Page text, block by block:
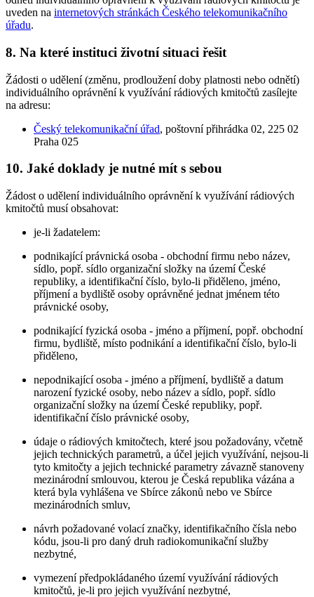
uveden na internetových stránkách Českého telekomunikačního
úřadu.
8. Na které instituci životní situaci řešit
Žádosti o udělení (změnu, prodloužení doby platnosti nebo odnětí)
individuálního oprávnění k využívání rádiových kmitočtů zasílejte
na adresu:
Český telekomunikační úřad, poštovní přihrádka 02, 225 02
Praha 025
10. Jaké doklady je nutné mít s sebou
Žádost o udělení individuálního oprávnění k využívání rádiových
kmitočtů musí obsahovat:
je-li žadatelem:
podnikající právnická osoba - obchodní firmu nebo název,
sídlo, popř. sídlo organizační složky na území České
republiky, a identifikační číslo, bylo-li přiděleno, jméno,
příjmení a bydliště osoby oprávněné jednat jménem této
právnické osoby,
podnikající fyzická osoba - jméno a příjmení, popř. obchodní
firmu, bydliště, místo podnikání a identifikační číslo, bylo-li
přiděleno,
nepodnikající osoba - jméno a příjmení, bydliště a datum
narození fyzické osoby, nebo název a sídlo, popř. sídlo
organizační složky na území České republiky, popř.
identifikační číslo právnické osoby,
údaje o rádiových kmitočtech, které jsou požadovány, včetně
jejich technických parametrů, a účel jejich využívání, nejsou-li
tyto kmitočty a jejich technické parametry závazně stanoveny
mezinárodní smlouvou, kterou je Česká republika vázána a
která byla vyhlášena ve Sbírce zákonů nebo ve Sbírce
mezinárodních smluv,
návrh požadované volací značky, identifikačního čísla nebo
kódu, jsou-li pro daný druh radiokomunikační služby
nezbytné,
vymezení předpokládaného území využívání rádiových
kmitočtů, je-li pro jejich využívání nezbytné,